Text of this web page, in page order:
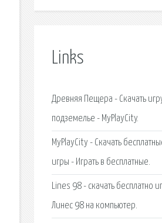
Links
Древняя Пещера - Скачать
подземелье - MyPlayCity.
MyPlayCity - Скачать
игры - Играть в бесплатные.
Lines 98 - скачать бесплатно
Линес 98 на компьютер.